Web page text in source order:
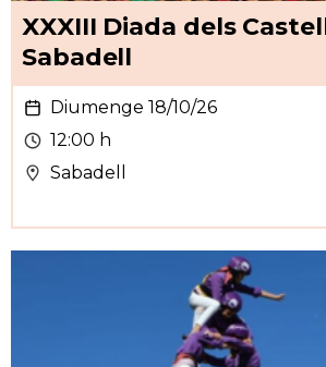
XXXIII Diada dels
Sabadell
Diumenge 18/10/26
12:00 h
Sabadell